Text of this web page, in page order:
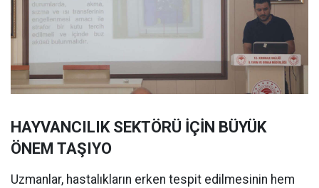
HAYVANCILIK SEKTÖRÜ İÇİN BÜYÜK
ÖNEM TAŞIYO
Uzmanlar, hastalıkların erken tespit edilmesinin hem